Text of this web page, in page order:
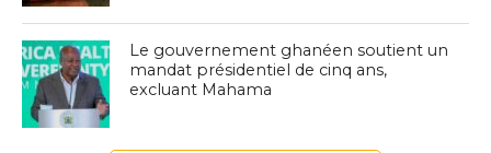
Le gouvernement ghanéen soutient un
mandat présidentiel de cinq ans,
excluant Mahama